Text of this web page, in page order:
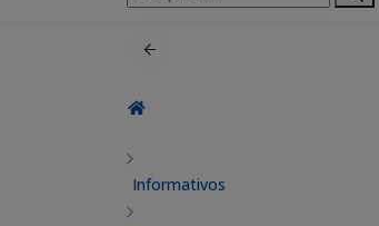
por:
Informativos